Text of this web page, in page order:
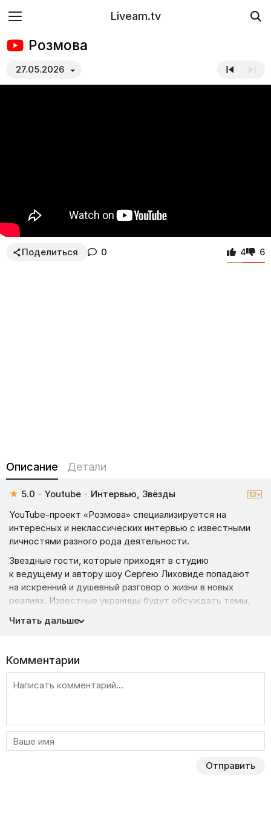
Liveam.tv
Розмова
27.05.2026
Поделиться 0 4 6
Описание Детали
★ 5.0 · Youtube · Интервью, Звёзды
YouTube-проект «Розмова» специализируется на
интересных и неклассических интервью с известными
личностями разного рода деятельности.
Звездные гости, которые приходят в студию
к ведущему и автору шоу Сергею Лиховиде попадают
на искренний и душевный разговор о жизни в новых
реалиях. Известные украинцы будут обсуждать темы,
каждого из нас для того, чтобы поделиться личным
которые разуверились в собственных силах.
Герои расскажут, какое влияние имеет на их жизнь
война, как они пережили первую встречу с ней и как
делиться, их нужно проживать и отпускать. Поэтому
проект можно приравнять к своего рода нестандартной
форме психотерапии военного времени.
Основная цель программы помочь украинцам немного
Читать дальше
Комментарии
Отправить